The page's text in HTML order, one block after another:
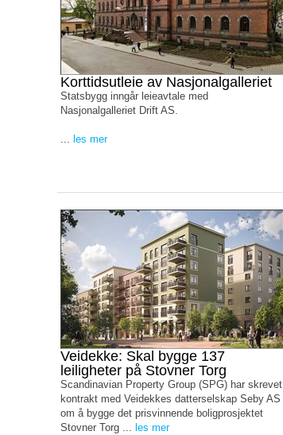
Korttidsutleie av Nasjonalgalleriet
Statsbygg inngår leieavtale med
Nasjonalgalleriet Drift AS.
... les mer
Veidekke: Skal bygge 137
leiligheter på Stovner Torg
Scandinavian Property Group (SPG) har skrevet
kontrakt med Veidekkes datterselskap Seby AS
om å bygge det prisvinnende boligprosjektet
Stovner Torg ... les mer